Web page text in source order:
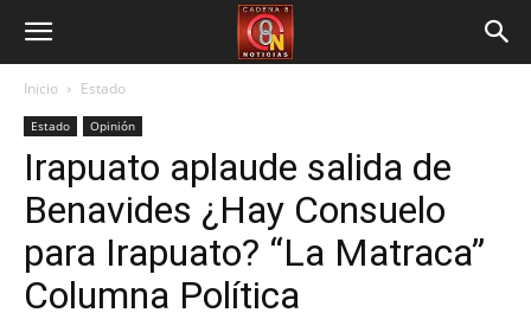
Inicio Estado
Estado Opinión
Irapuato aplaude salida de
Benavides ¿Hay Consuelo
para Irapuato? “La Matraca”
Columna Política